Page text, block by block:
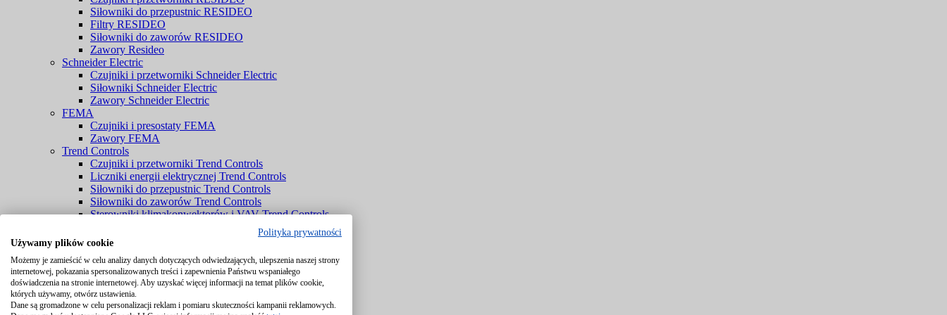
Siłowniki do przepustnic RESIDEO
Filtry RESIDEO
Siłowniki do zaworów RESIDEO
Zawory Resideo
Schneider Electric
Czujniki i przetworniki Schneider Electric
Siłowniki Schneider Electric
Zawory Schneider Electric
FEMA
Czujniki i presostaty FEMA
Zawory FEMA
Trend Controls
Czujniki i przetworniki Trend Controls
Liczniki energii elektrycznej Trend Controls
Siłowniki do przepustnic Trend Controls
Siłowniki do zaworów Trend Controls
Sterowniki klimakonwektorów i VAV Trend Controls
PENN® by Johnson Controls
Komponenty chłodnicze PENN® by Johnson Controls
Zawory PENN® by Johnson Controls
Braukmann
Czujniki Braukmann
Polityka prywatności
Używamy plików cookie
Możemy je zamieścić w celu analizy danych dotyczących odwiedzających, ulepszenia naszej strony
internetowej, pokazania spersonalizowanych treści i zapewnienia Państwu wspaniałego
doświadczenia na stronie internetowej. Aby uzyskać więcej informacji na temat plików cookie,
których używamy, otwórz ustawienia.
Dane są gromadzone w celu personalizacji reklam i pomiaru skuteczności kampanii reklamowych.